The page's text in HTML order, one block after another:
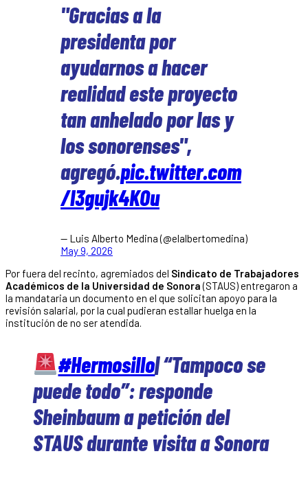
"Gracias a la
presidenta por
ayudarnos a hacer
realidad este proyecto
tan anhelado por las y
los sonorenses",
agregó.pic.twitter.com
/l3gujk4KOu
— Luis Alberto Medina (@elalbertomedina)
May 9, 2026
Por fuera del recinto, agremiados del Sindicato de Trabajadores
Académicos de la Universidad de Sonora(STAUS) entregaron a
la mandataria un documento en el que solicitan apoyo para la
revisión salarial, por la cual pudieran estallar huelga en la
institución de no ser atendida.
#Hermosillo| “Tampoco se
puede todo”: responde
Sheinbaum a petición del
STAUS durante visita a Sonora